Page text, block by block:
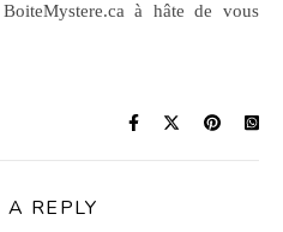
à hâte de vous
A REPLY